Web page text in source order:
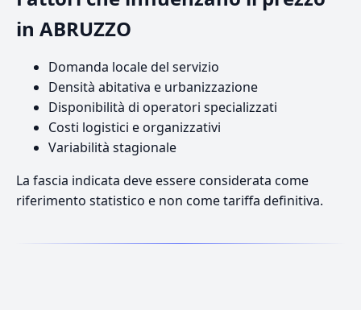
in ABRUZZO
Domanda locale del servizio
Densità abitativa e urbanizzazione
Disponibilità di operatori specializzati
Costi logistici e organizzativi
Variabilità stagionale
La fascia indicata deve essere considerata come
riferimento statistico e non come tariffa definitiva.